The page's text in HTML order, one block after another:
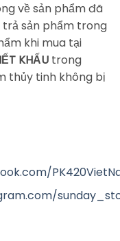
về sản phẩm đã
trả sản phẩm trong
khi mua tại
KHẤUtrong
thủy tinh không bị